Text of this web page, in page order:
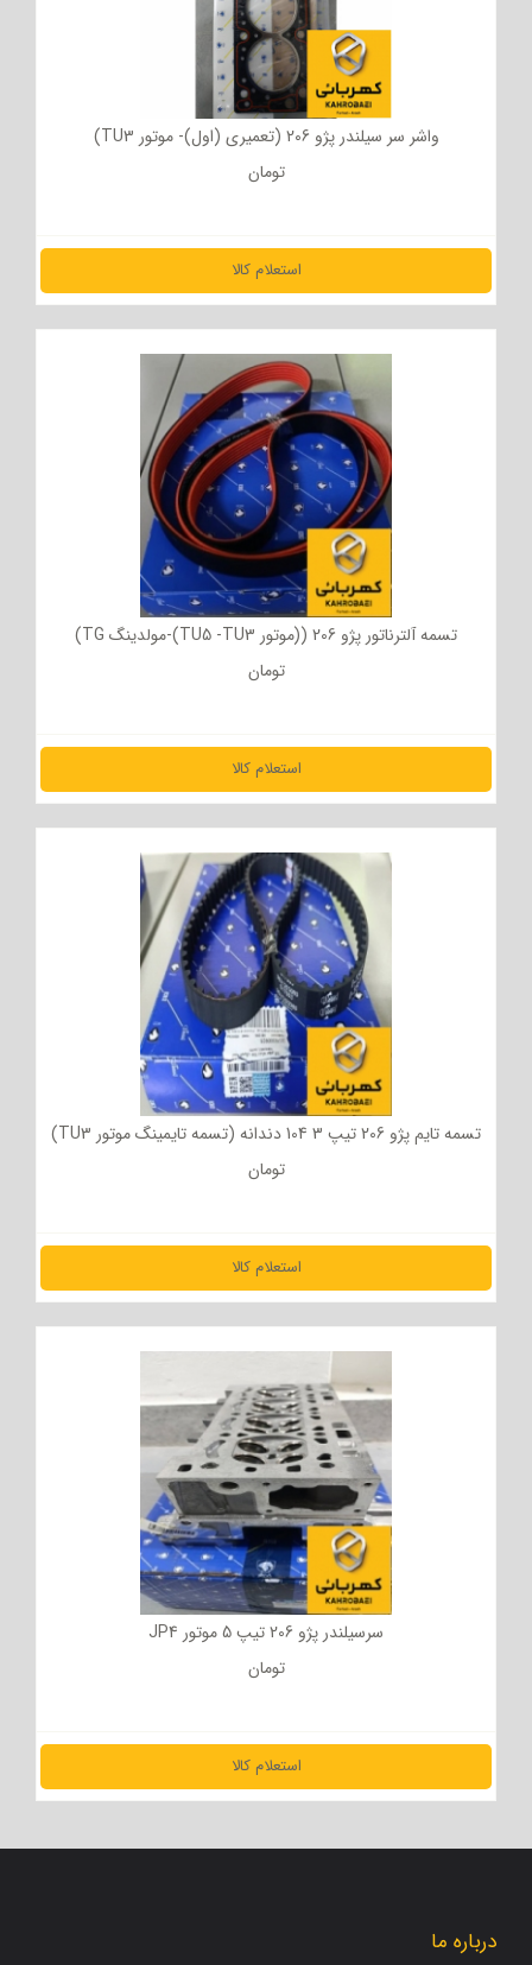
واشر سر سیلندر پژو 206 (تعمیری (اول)- موتور TU3)
تومان
استعلام کالا
مشاهده جزئیات
تسمه آلترناتور پژو 206 ((موتور TU5 -TU3)-مولدینگ TG)
تومان
استعلام کالا
مشاهده جزئیات
تسمه تایم پژو 206 تیپ 3 104 دندانه (تسمه تایمینگ موتور TU3)
تومان
استعلام کالا
مشاهده جزئیات
سرسیلندر پژو 206 تیپ 5 موتور JP4
تومان
استعلام کالا
درباره ما